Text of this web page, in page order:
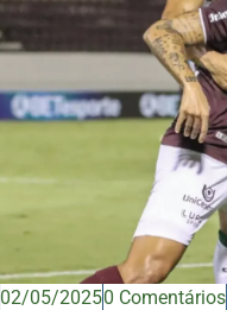
02/05/20250 Comentários